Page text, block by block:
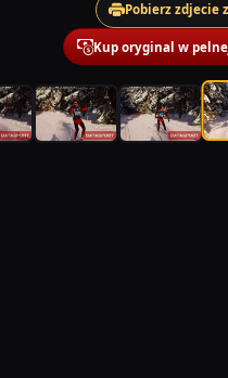
Pobierz
Kup oryginal w